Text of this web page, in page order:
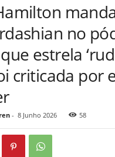
no
estrela
criticada por
- 8 Junho 2026 58